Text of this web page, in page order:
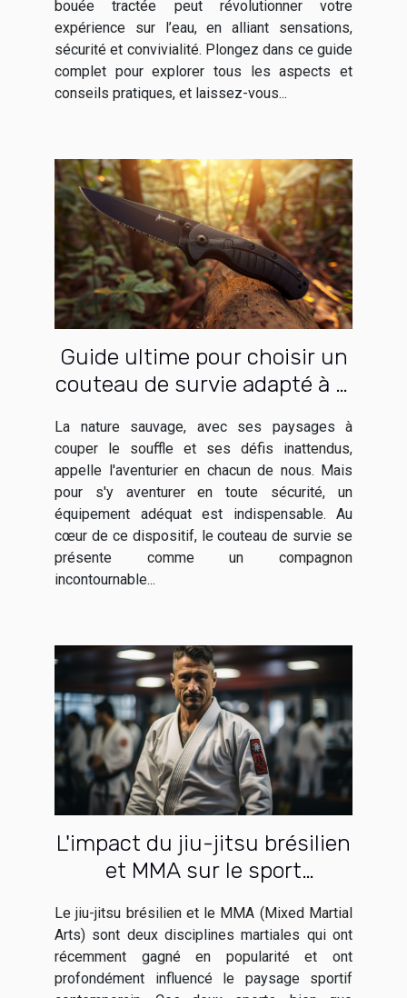
bouée tractée peut révolutionner votre
expérience sur l’eau, en alliant sensations,
sécurité et convivialité. Plongez dans ce guide
complet pour explorer tous les aspects et
conseils pratiques, et laissez-vous...
Guide ultime pour choisir un
couteau de survie adapté à la
La nature sauvage, avec ses paysages à
couper le souffle et ses défis inattendus,
appelle l'aventurier en chacun de nous. Mais
pour s'y aventurer en toute sécurité, un
équipement adéquat est indispensable. Au
cœur de ce dispositif, le couteau de survie se
présente comme un compagnon
incontournable...
L'impact du jiu-jitsu brésilien
et MMA sur le sport
Le jiu-jitsu brésilien et le MMA (Mixed Martial
Arts) sont deux disciplines martiales qui ont
récemment gagné en popularité et ont
profondément influencé le paysage sportif